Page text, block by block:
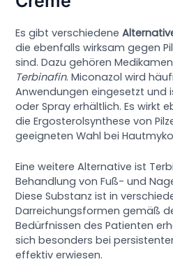
Es gibt verschiedene
die ebenfalls wirksam gegen
sind. Dazu gehören
Terbinafin. Miconazol wird
Anwendungen eingesetzt und
oder Spray erhältlich. Es wirkt
die Ergosterolsynthese von
geeigneten Wahl bei
Eine weitere Alternative ist
Behandlung von Fuß- und
Diese Substanz ist in
Darreichungsformen gemäß
Bedürfnissen des Patienten
sich besonders bei
effektiv erwiesen.